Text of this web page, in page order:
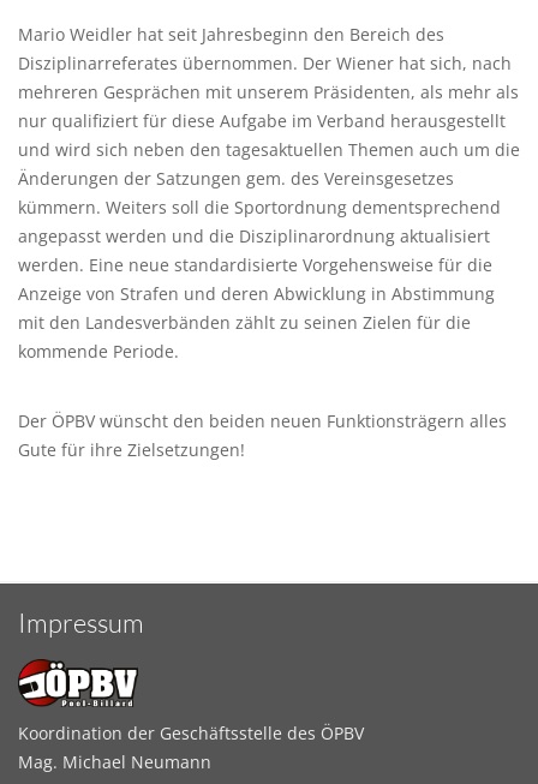
Mario Weidler hat seit Jahresbeginn den Bereich des
Disziplinarreferates übernommen. Der Wiener hat sich, nach
mehreren Gesprächen mit unserem Präsidenten, als mehr als
nur qualifiziert für diese Aufgabe im Verband herausgestellt
und wird sich neben den tagesaktuellen Themen auch um die
Änderungen der Satzungen gem. des Vereinsgesetzes
kümmern. Weiters soll die Sportordnung dementsprechend
angepasst werden und die Disziplinarordnung aktualisiert
werden. Eine neue standardisierte Vorgehensweise für die
Anzeige von Strafen und deren Abwicklung in Abstimmung
mit den Landesverbänden zählt zu seinen Zielen für die
kommende Periode.
Der ÖPBV wünscht den beiden neuen Funktionsträgern alles
Gute für ihre Zielsetzungen!
Impressum
Koordination der Geschäftsstelle des ÖPBV
Mag. Michael Neumann